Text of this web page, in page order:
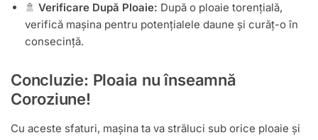
🚿 Verificare După Ploaie: După o ploaie torențială,
verifică mașina pentru potențialele daune și curăț-o în
consecință.
Concluzie: Ploaia nu înseamnă
Coroziune!
Cu aceste sfaturi, mașina ta va străluci sub orice ploaie și